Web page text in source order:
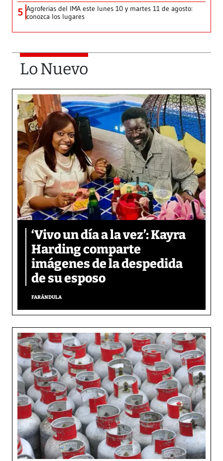
5 Agroferias del IMA este lunes 10 y martes 11 de agosto:
conozca los lugares
Lo Nuevo
‘Vivo un día a la vez’: Kayra
Harding comparte
imágenes de la despedida
de su esposo
FARÁNDULA